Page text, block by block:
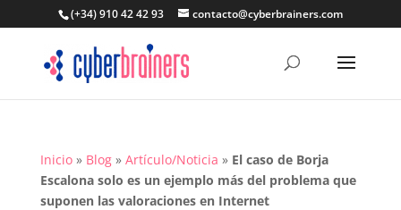
(+34) 910 42 42 93 contacto@cyberbrainers.com
Inicio» Blog» Artículo/Noticia » El caso de Borja
Escalona solo es un ejemplo más del problema que
suponen las valoraciones en Internet